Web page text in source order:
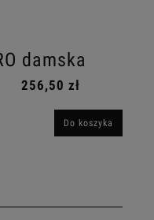
damska
256,50 zł
Do koszyka